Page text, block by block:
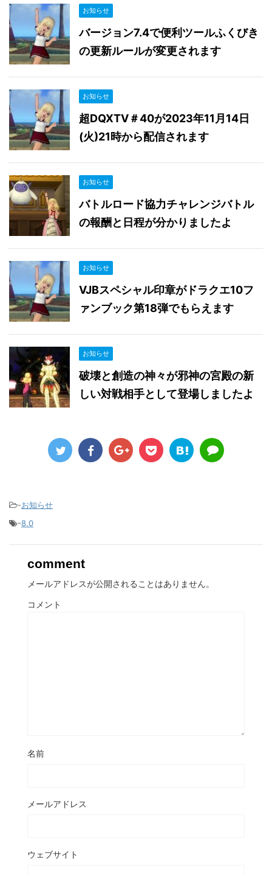
お知らせ
バージョン7.4で便利ツールふくびき
の更新ルールが変更されます
お知らせ
超DQXTV＃40が2023年11月14日
(火)21時から配信されます
お知らせ
バトルロード協力チャレンジバトル
の報酬と日程が分かりましたよ
お知らせ
VJBスペシャル印章がドラクエ10フ
ァンブック第18弾でもらえます
お知らせ
破壊と創造の神々が邪神の宮殿の新
しい対戦相手として登場しましたよ
-お知らせ
-8.0
comment
メールアドレスが公開されることはありません。
コメント
名前
メールアドレス
ウェブサイト